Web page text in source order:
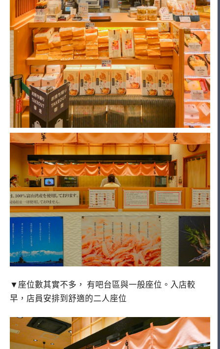
▼座位數其實不多， 有吧台區與一般座位。入店較
早，店員安排到舒適的二人座位